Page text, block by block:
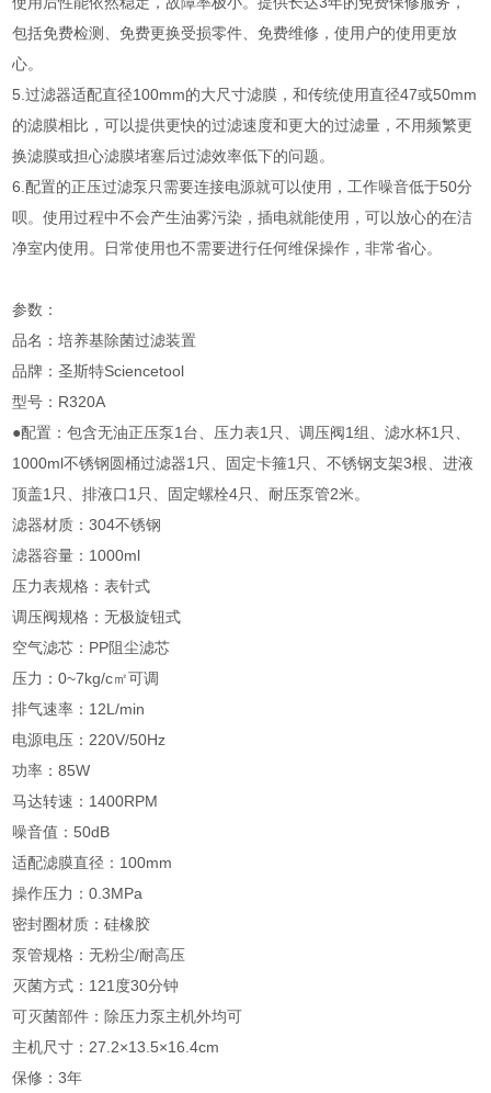
包括免费检测、免费更换受损零件、免费维修，使用户的使用更放
心。
5.过滤器适配直径100mm的大尺寸滤膜，和传统使用直径47或50mm
的滤膜相比，可以提供更快的过滤速度和更大的过滤量，不用频繁更
换滤膜或担心滤膜堵塞后过滤效率低下的问题。
6.配置的正压过滤泵只需要连接电源就可以使用，工作噪音低于50分
呗。使用过程中不会产生油雾污染，插电就能使用，可以放心的在洁
净室内使用。日常使用也不需要进行任何维保操作，非常省心。
参数：
品名：培养基除菌过滤装置
品牌：圣斯特Sciencetool
型号：R320A
●配置：包含无油正压泵1台、压力表1只、调压阀1组、滤水杯1只、
1000ml不锈钢圆桶过滤器1只、固定卡箍1只、不锈钢支架3根、进液
顶盖1只、排液口1只、固定螺栓4只、耐压泵管2米。
滤器材质：304不锈钢
滤器容量：1000ml
压力表规格：表针式
调压阀规格：无极旋钮式
空气滤芯：PP阻尘滤芯
压力：0~7kg/c㎡可调
排气速率：12L/min
电源电压：220V/50Hz
功率：85W
马达转速：1400RPM
噪音值：50dB
适配滤膜直径：100mm
操作压力：0.3MPa
密封圈材质：硅橡胶
泵管规格：无粉尘/耐高压
灭菌方式：121度30分钟
可灭菌部件：除压力泵主机外均可
主机尺寸：27.2×13.5×16.4cm
保修：3年